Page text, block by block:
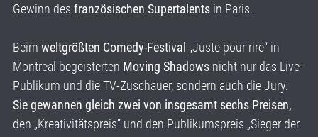
Gewinn des französischen Supertalents in Paris.
Beim weltgrößten Comedy-Festival „Juste pour rire“ in
Montreal begeisterten Moving Shadows nicht nur das Live-
Publikum und die TV-Zuschauer, sondern auch die Jury.
Sie gewannen gleich zwei von insgesamt sechs Preisen,
den „Kreativitätspreis“ und den Publikumspreis „Sieger der